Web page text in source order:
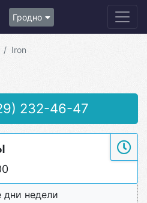
Гродно
Iron
232-46-47
дни недели